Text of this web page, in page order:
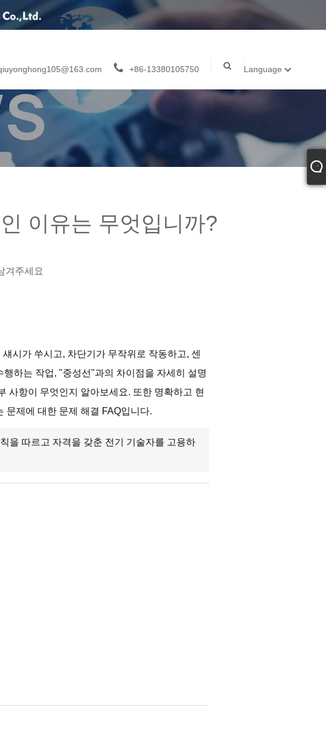
+86-13380105750 Language
이유는 무엇입니까?
겨주세요
시가 쑤시고, 차단기가 무작위로 작동하고, 센
하는 작업, "중성선"과의 차이점을 자세히 설명
사항이 무엇인지 알아보세요. 또한 명확하고 현
문제에 대한 문제 해결 FAQ입니다.
을 따르고 자격을 갖춘 전기 기술자를 고용하